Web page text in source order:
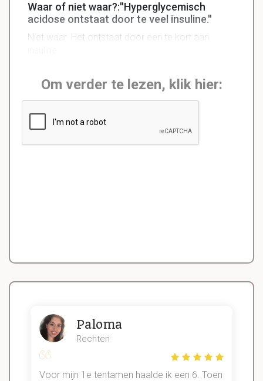
Waar of niet waar?:''Hyperglycemisch
acidose ontstaat door te veel insuline.''
Niet waar. Het ontstaat door een te kort aan
Om verder te lezen, klik hier:
Paloma
Rechten
Voor mijn 1e tentamen haalde ik een 6. Toen